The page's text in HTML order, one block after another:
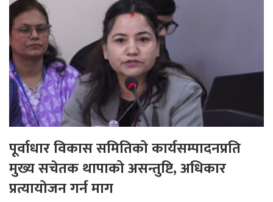
पूर्वाधार विकास समितिको कार्यसम्पादनप्रति
मुख्य सचेतक थापाको असन्तुष्टि, अधिकार
प्रत्यायोजन गर्न माग